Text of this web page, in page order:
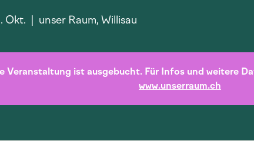
Okt. unser Raum, Willisau
Veranstaltung ist ausgebucht. Für Infos und weitere
www.unserraum.ch